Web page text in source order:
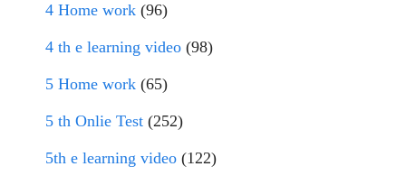
4 Home work (96)
4 th e learning video (98)
5 Home work (65)
5 th Onlie Test (252)
5th e learning video (122)